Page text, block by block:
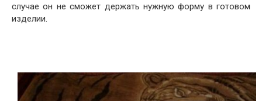
случае он не сможет держать нужную форму в готовом
изделии.